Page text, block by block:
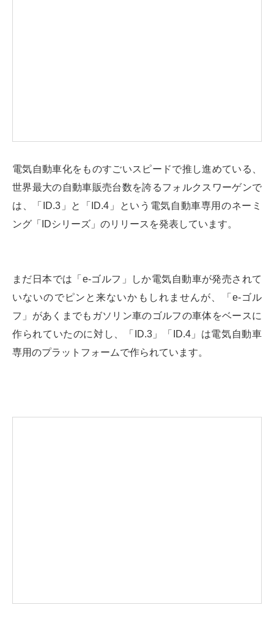
電気自動車化をものすごいスピードで推し進めている、
世界最大の自動車販売台数を誇るフォルクスワーゲンで
は、「ID.3」と「ID.4」という電気自動車専用のネーミ
ング「IDシリーズ」のリリースを発表しています。
まだ日本では「e-ゴルフ」しか電気自動車が発売されて
いないのでピンと来ないかもしれませんが、「e-ゴル
フ」があくまでもガソリン車のゴルフの車体をベースに
作られていたのに対し、「ID.3」「ID.4」は電気自動車
専用のプラットフォームで作られています。